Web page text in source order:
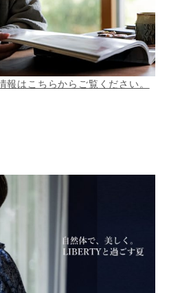
はこちらからご覧ください。